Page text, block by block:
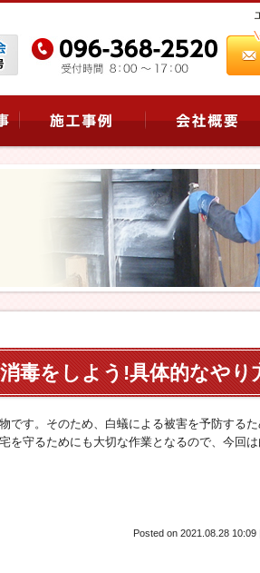
毒をしよう!具体的なやり
です。そのため、白蟻による被害を予防する
を守るためにも大切な作業となるので、今回
Posted on 2021.08.28 10:09